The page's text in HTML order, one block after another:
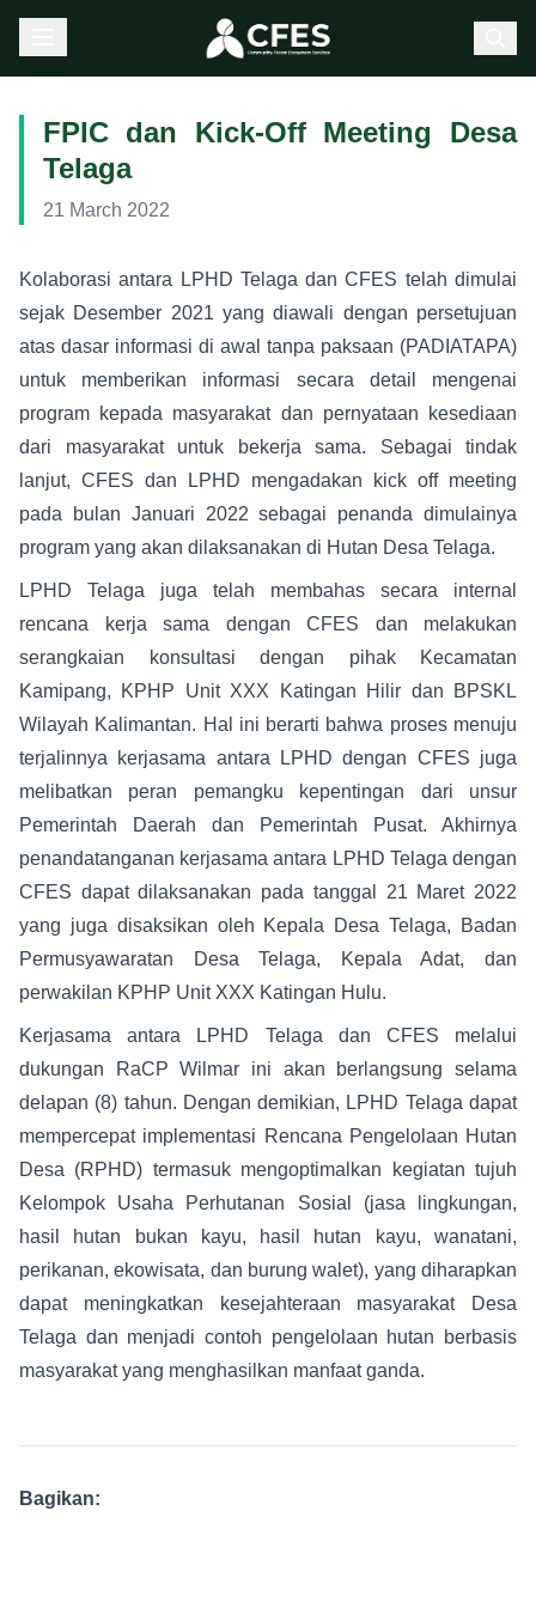
FPIC dan Kick-Off Meeting Desa
Telaga
21 March 2022
Kolaborasi antara LPHD Telaga dan CFES telah dimulai
sejak Desember 2021 yang diawali dengan persetujuan
atas dasar informasi di awal tanpa paksaan (PADIATAPA)
untuk memberikan informasi secara detail mengenai
program kepada masyarakat dan pernyataan kesediaan
dari masyarakat untuk bekerja sama. Sebagai tindak
lanjut, CFES dan LPHD mengadakan kick off meeting
pada bulan Januari 2022 sebagai penanda dimulainya
program yang akan dilaksanakan di Hutan Desa Telaga.
LPHD Telaga juga telah membahas secara internal
rencana kerja sama dengan CFES dan melakukan
serangkaian konsultasi dengan pihak Kecamatan
Kamipang, KPHP Unit XXX Katingan Hilir dan BPSKL
Wilayah Kalimantan. Hal ini berarti bahwa proses menuju
terjalinnya kerjasama antara LPHD dengan CFES juga
melibatkan peran pemangku kepentingan dari unsur
Pemerintah Daerah dan Pemerintah Pusat. Akhirnya
penandatanganan kerjasama antara LPHD Telaga dengan
CFES dapat dilaksanakan pada tanggal 21 Maret 2022
yang juga disaksikan oleh Kepala Desa Telaga, Badan
Permusyawaratan Desa Telaga, Kepala Adat, dan
perwakilan KPHP Unit XXX Katingan Hulu.
Kerjasama antara LPHD Telaga dan CFES melalui
dukungan RaCP Wilmar ini akan berlangsung selama
delapan (8) tahun. Dengan demikian, LPHD Telaga dapat
mempercepat implementasi Rencana Pengelolaan Hutan
Desa (RPHD) termasuk mengoptimalkan kegiatan tujuh
Kelompok Usaha Perhutanan Sosial (jasa lingkungan,
hasil hutan bukan kayu, hasil hutan kayu, wanatani,
perikanan, ekowisata, dan burung walet), yang diharapkan
dapat meningkatkan kesejahteraan masyarakat Desa
Telaga dan menjadi contoh pengelolaan hutan berbasis
masyarakat yang menghasilkan manfaat ganda.
Bagikan: